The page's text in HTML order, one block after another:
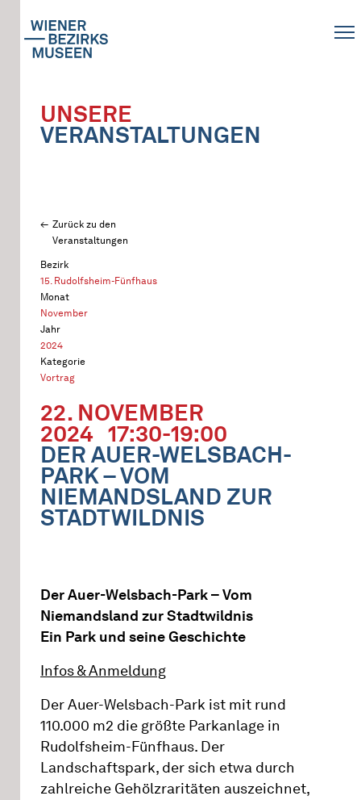
UNSERE
VERANSTALTUNGEN
Zurück zu den
Veranstaltungen
Bezirk
15. Rudolfsheim-Fünfhaus
Monat
November
Jahr
2024
Kategorie
Vortrag
22. NOVEMBER
2024 17:30-19:00
DER AUER-WELSBACH-
PARK – VOM
NIEMANDSLAND ZUR
STADTWILDNIS
Der Auer-Welsbach-Park – Vom
Niemandsland zur Stadtwildnis
Ein Park und seine Geschichte
Infos & Anmeldung
Der Auer-Welsbach-Park ist mit rund
110.000 m2 die größte Parkanlage in
Rudolfsheim-Fünfhaus. Der
Landschaftspark, der sich etwa durch
zahlreiche Gehölzraritäten auszeichnet,